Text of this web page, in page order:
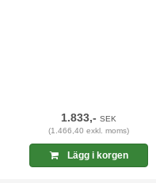
1.833,-SEK
(1.466,40 exkl. moms)
Lägg i korgen